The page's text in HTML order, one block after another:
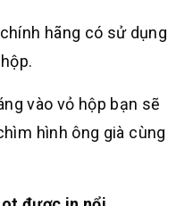
hãng có sử dụng
vào vỏ hộp bạn sẽ
hình ông già cùng